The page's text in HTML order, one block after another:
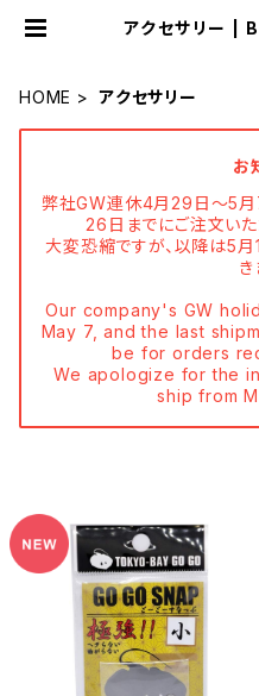
アクセサリー
HOME アクセサリー
お
弊社GW連休4月29日〜5月
26日までにご注文いた
大変恐縮ですが、以降は5
き
Our company's GW
May 7, and the last
be for orders
We apologize for the
ship from